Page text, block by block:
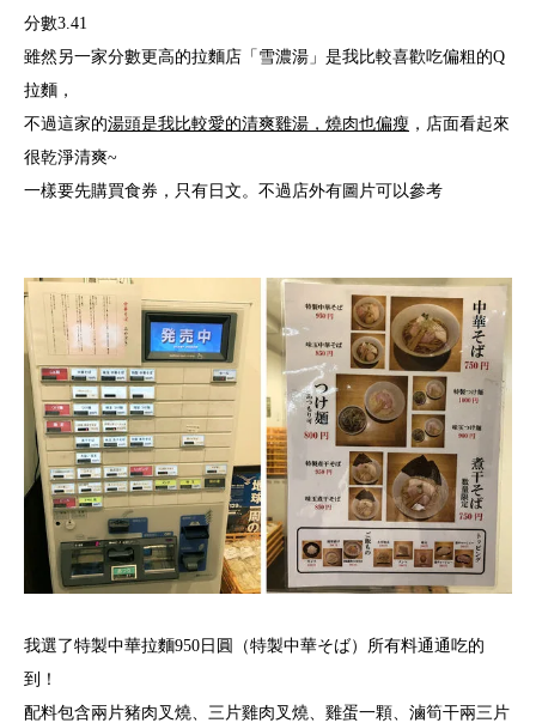
分數3.41
雖然另一家分數更高的拉麵店「雪濃湯」是我比較喜歡吃偏粗的Q
拉麵，
不過這家的湯頭是我比較愛的清爽雞湯，燒肉也偏瘦 ，店面看起來
很乾淨清爽~
一樣要先購買食券，只有日文。不過店外有圖片可以參考
我選了特製中華拉麵950日圓（特製中華そば）所有料通通吃的
到！
配料包含兩片豬肉叉燒、三片雞肉叉燒、雞蛋一顆、滷筍干兩三片